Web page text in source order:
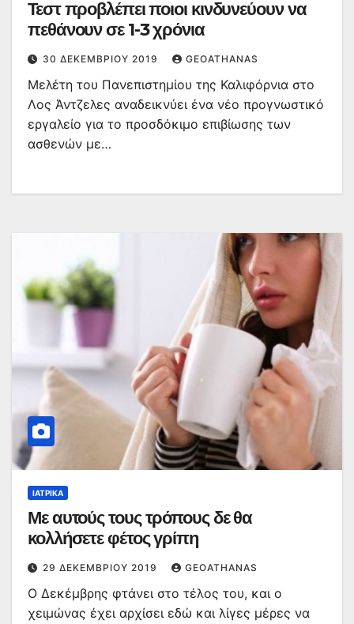
Τεστ προβλέπει ποιοι κινδυνεύουν να
πεθάνουν σε 1-3 χρόνια
30 ΔΕΚΕΜΒΡΊΟΥ 2019 GEOATHANAS
Μελέτη του Πανεπιστημίου της Καλιφόρνια στο
Λος Άντζελες αναδεικνύει ένα νέο προγνωστικό
εργαλείο για το προσδόκιμο επιβίωσης των
ασθενών με…
ΙΑΤΡΙΚΆ
Με αυτούς τους τρόπους δε θα
κολλήσετε φέτος γρίπη
29 ΔΕΚΕΜΒΡΊΟΥ 2019 GEOATHANAS
Ο Δεκέμβρης φτάνει στο τέλος του, και ο
χειμώνας έχει αρχίσει εδώ και λίγες μέρες να